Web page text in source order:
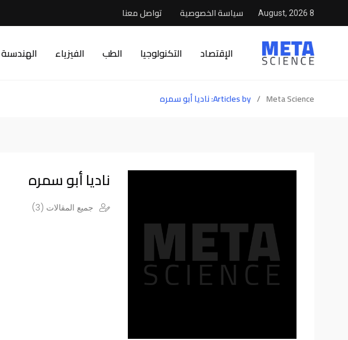
8 August, 2026 سياسة الخصوصية تواصل معنا
الإقتصاد التكنولوجيا الطب الفيزياء الهندسىة
Meta Science
/ Articles by: ناديا أبو سمره
ناديا أبو سمره
جميع المقالات (3)